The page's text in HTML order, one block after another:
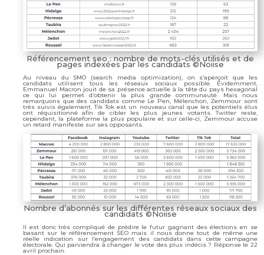
Référencement seo : nombre de mots-clés utilisés et de
pages indexées par les candidats ©Noiise
Au niveau du SMO (search media optimization), on s’aperçoit que les
candidats utilisent tous les réseaux sociaux possible. Évidemment,
Emmanuel Macron jouit de sa présence actuelle à la tête du pays hexagonal
ce qui lui permet d’obtenir la plus grande communauté. Mais nous
remarquons que des candidats comme Le Pen, Mélenchon, Zemmour sont
très suivis également. Tik Tok est un nouveau canal que les potentiels élus
ont réquisitionné afin de cibler les plus jeunes votants. Twitter reste,
cependant, la plateforme la plus populaire et sur celle-ci, Zemmour accuse
un retard manifeste sur ses opposants.
Nombre d’abonnés sur les différentes réseaux sociaux des
candidats ©Noiise
Il est donc très compliqué de prédire le futur gagnant des élections en se
basant sur le référencement SEO mais il nous donne tout de même une
réelle indication sur l’engagement des candidats dans cette campagne
électorale. Qui parviendra à changer le vote des plus indécis ? Réponse le 22
avril prochain.